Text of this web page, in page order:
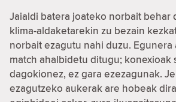
Jaialdi batera joateko norbait behar
klima-aldaketarekin zu bezain
norbait ezagutu nahi duzu.
match ahalbidetu ditugu; konexioak
dagokionez, ez gara ezezagunak.
ezagutzeko aukerak are hobeak